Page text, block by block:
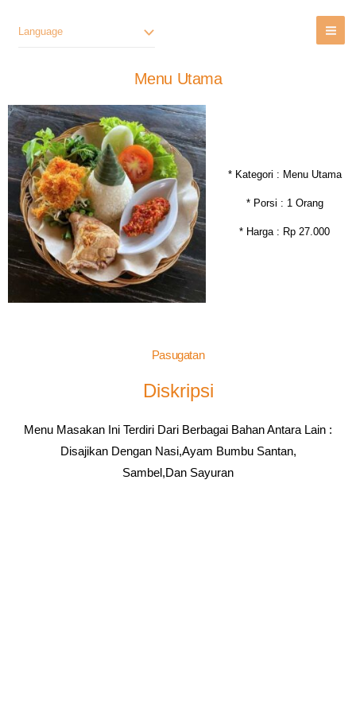
Language
Menu Utama
* Kategori : Menu Utama
* Porsi : 1 Orang
* Harga : Rp 27.000
Pasugatan
Diskripsi
Menu Masakan Ini Terdiri Dari Berbagai Bahan Antara Lain :
Disajikan Dengan Nasi,ayam Bumbu Santan,
Sambel,dan Sayuran